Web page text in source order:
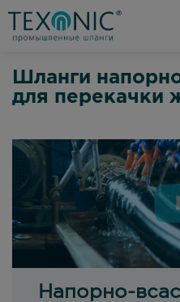
Шланги
для перекачки
Напорно-